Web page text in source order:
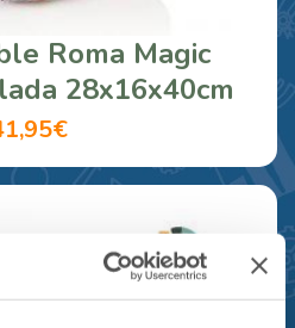
Roma Magic
28x16x40cm